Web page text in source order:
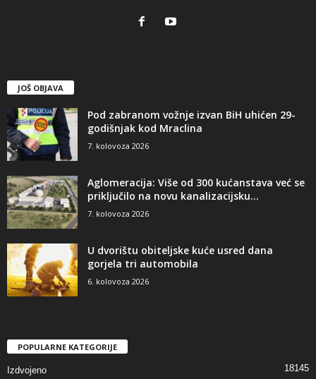
JOŠ OBJAVA
Pod zabranom vožnje izvan BiH uhićen 29-
godišnjak kod Mraclina
7. kolovoza 2026
Aglomeracija: Više od 300 kućanstava već se
priključilo na novu kanalizacijsku...
7. kolovoza 2026
U dvorištu obiteljske kuće usred dana
gorjela tri automobila
6. kolovoza 2026
POPULARNE KATEGORIJE
Izdvojeno 18145